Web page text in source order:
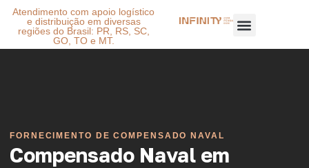
Atendimento com apoio logístico
e distribuição em diversas
regiões do Brasil: PR, RS, SC,
GO, TO e MT.
FORNECIMENTO DE COMPENSADO NAVAL
Compensado Naval em